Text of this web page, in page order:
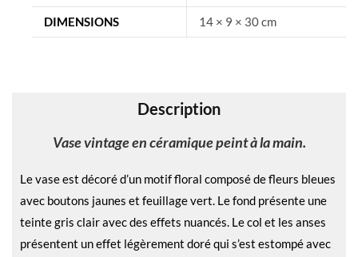
a
t
:
DIMENSIONS 14 × 9 × 30 cm
Description
Vase vintage en céramique peint à la main.
Le vase est décoré d’un motif floral composé de fleurs bleues
avec boutons jaunes et feuillage vert. Le fond présente une
teinte gris clair avec des effets nuancés. Le col et les anses
présentent un effet légèrement doré qui s’est estompé avec